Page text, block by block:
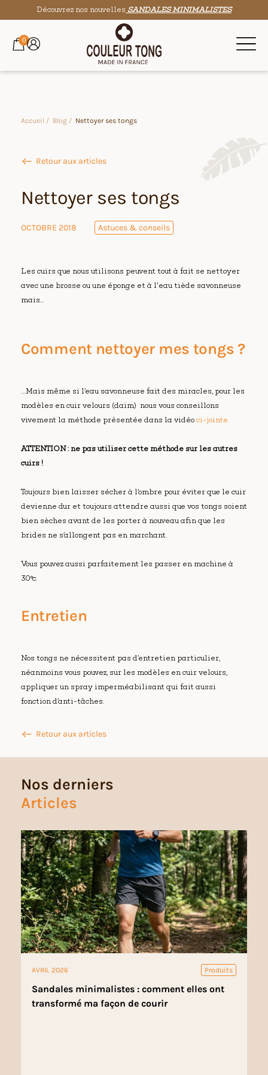
Découvrez nos nouvelles SANDALES MINIMALISTES
0
Accueil / Blog / Nettoyer ses tongs
Retour aux articles
Nettoyer ses tongs
OCTOBRE 2018 Astuces & conseils
Les cuirs que nous utilisons peuvent tout à fait se nettoyer
avec une brosse ou une éponge et à l'eau tiède savonneuse
mais...
Comment nettoyer mes tongs ?
…Mais même si l’eau savonneuse fait des miracles, pour les
modèles en cuir velours (daim) nous vous conseillons
vivement la méthode présentée dans la vidéo ci-jointe.
ATTENTION : ne pas utiliser cette méthode sur les autres
cuirs !
Toujours bien laisser sécher à l’ombre pour éviter que le cuir
devienne dur et toujours attendre aussi que vos tongs soient
bien sèches avant de les porter à nouveau afin que les
brides ne s’allongent pas en marchant.
Vous pouvez aussi parfaitement les passer en machine à
30°c.
Entretien
Nos tongs ne nécessitent pas d’entretien particulier,
néanmoins vous pouvez, sur les modèles en cuir velours,
appliquer un spray imperméabilisant qui fait aussi
fonction d’anti-tâches.
Retour aux articles
Nos derniers
Articles
AVRIL 2026 Produits
Sandales minimalistes : comment elles ont
transformé ma façon de courir